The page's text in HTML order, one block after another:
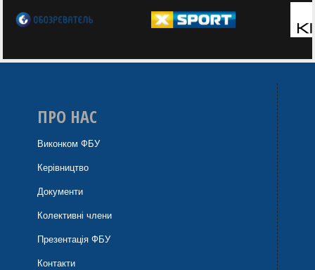
ПРО НАС
Виконком ФБУ
Керівництво
Документи
Колективні члени
Презентація ФБУ
Контакти